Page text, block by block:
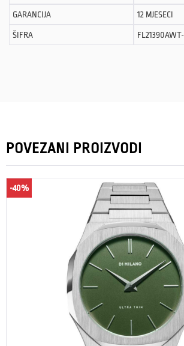
GARANCIJA 12 MJESECI
ŠIFRA
POVEZANI PROIZVODI
-40%